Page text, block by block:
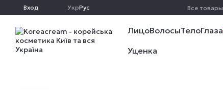
Перейти к основному контенту
Вход УкрРус Все товары
ЛицоВолосыТелоГлаза
Уценка